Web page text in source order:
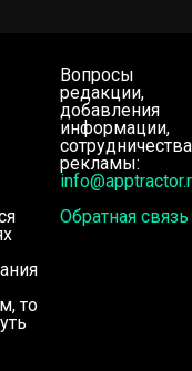
то
Вопросы
редакции,
добавления
информации,
рекламы:
Обратная связь